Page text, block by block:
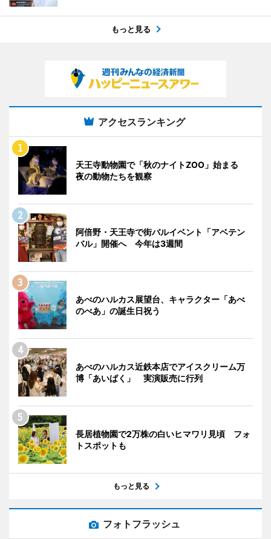
もっと見る
アクセスランキング
天王寺動物園で「秋のナイトZOO」始まる
夜の動物たちを観察
阿倍野・天王寺で街バルイベント「アベテン
バル」開催へ 今年は3週間
あべのハルカス展望台、キャラクター「あべ
のべあ」の誕生日祝う
あべのハルカス近鉄本店でアイスクリーム万
博「あいぱく」 実演販売に行列
長居植物園で2万株の白いヒマワリ見頃 フォ
トスポットも
もっと見る
フォトフラッシュ